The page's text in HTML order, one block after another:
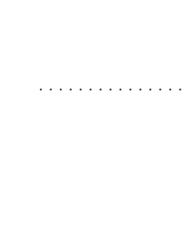
・・・・・・・・・・・・・・・